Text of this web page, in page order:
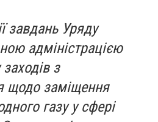
завдань Уряду
адміністрацією
з
щодо заміщення
газу у сфері